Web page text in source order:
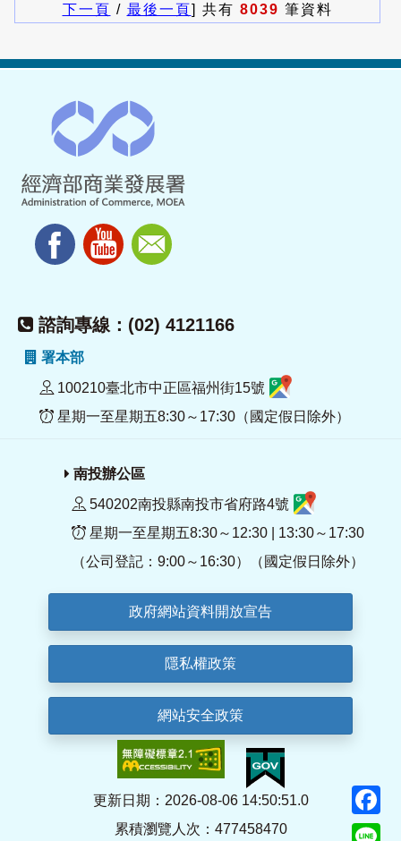
下一頁 / 最後一頁] 共有 8039 筆資料
諮詢專線：(02) 4121166
署本部
100210臺北市中正區福州街15號
星期一至星期五8:30～17:30（國定假日除外）
南投辦公區
540202南投縣南投市省府路4號
星期一至星期五8:30～12:30 | 13:30～17:30
（公司登記：9:00～16:30）（國定假日除外）
政府網站資料開放宣告
隱私權政策
網站安全政策
更新日期：2026-08-06 14:50:51.0
累積瀏覽人次：477458470